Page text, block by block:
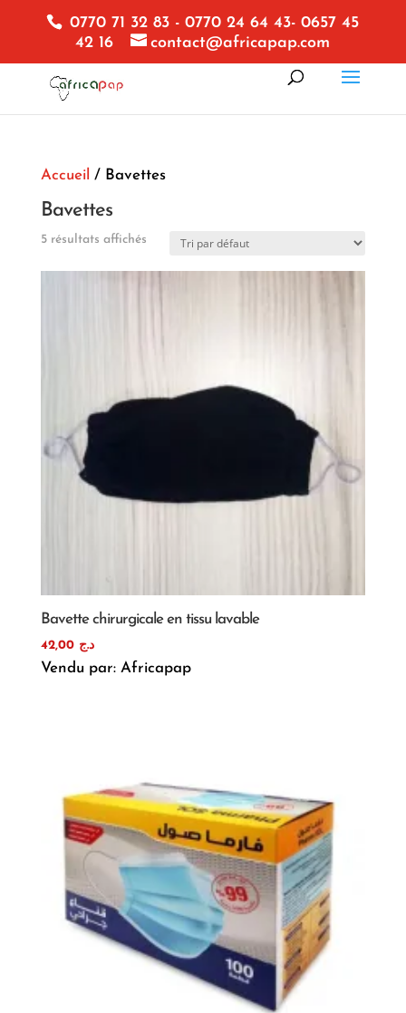
0770 71 32 83 - 0770 24 64 43- 0657 45
42 16
contact@africapap.com
Accueil / Bavettes
Bavettes
5 résultats affichés
Bavette chirurgicale en tissu lavable
د.ج 42,00
Vendu par: Africapap